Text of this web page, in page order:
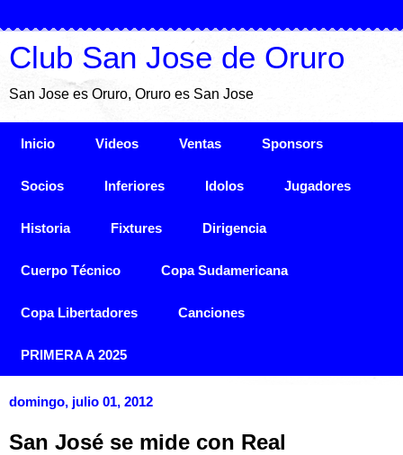
Club San Jose de Oruro
San Jose es Oruro, Oruro es San Jose
Inicio Videos Ventas Sponsors
Socios Inferiores Idolos Jugadores
Historia Fixtures Dirigencia
Cuerpo Técnico Copa Sudamericana
Copa Libertadores Canciones
PRIMERA A 2025
domingo, julio 01, 2012
San José se mide con Real